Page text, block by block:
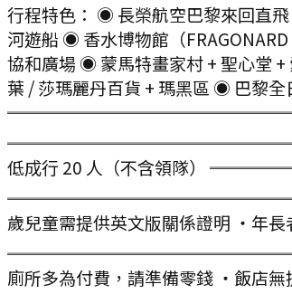
行程特色： ◉ 長榮航空巴黎來回直
河遊船 ◉ 香水博物館（
協和廣場 ◉ 蒙馬特畫家村 + 聖心堂
葉 / 莎瑪麗丹百貨 + 瑪黑區 ◉ 巴黎
低成行 20 人（不含領隊
歲兒童需提供英文版關係證
廁所多為付費，請準備零錢